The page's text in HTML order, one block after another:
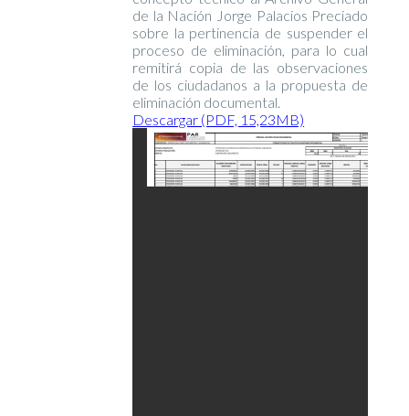
de la Nación Jorge Palacios Preciado
sobre la pertinencia de suspender el
proceso de eliminación, para lo cual
remitirá copia de las observaciones
de los ciudadanos a la propuesta de
eliminación documental.
Descargar (PDF, 15,23MB)